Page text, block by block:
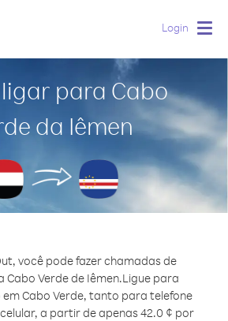
Login
para Cabo
da Iêmen
você pode fazer chamadas de
Verde de Iêmen.Ligue para
Cabo Verde, tanto para telefone
a partir de apenas 42.0 ¢ por